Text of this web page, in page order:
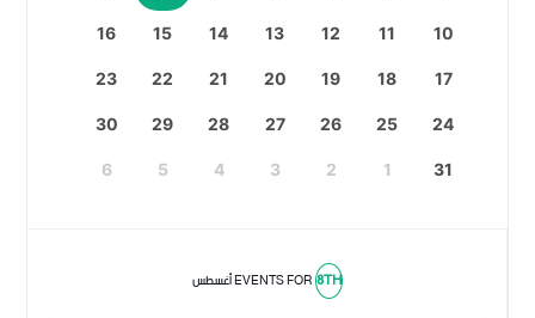
10
11
12
13
14
15
16
17
18
19
20
21
22
23
24
25
26
27
28
29
30
31
1
2
3
4
5
6
EVENTS FOR8TH أغسطس